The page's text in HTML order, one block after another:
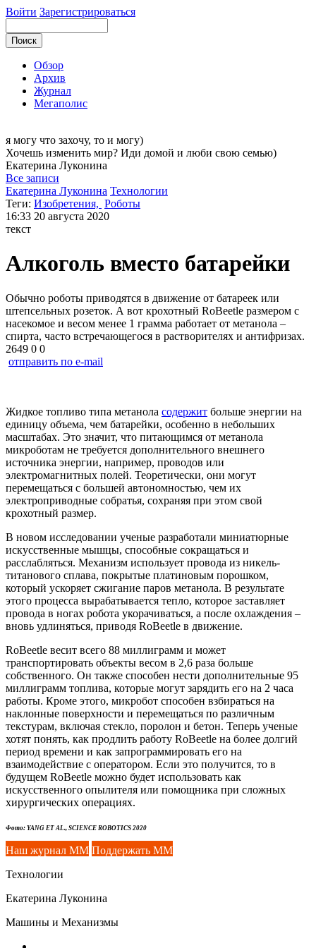
Войти Зарегистрироваться
Обзор
Архив
Журнал
Мегаполис
я могу что захочу, то и могу)
Хочешь изменить мир? Иди домой и люби свою семью)
Екатерина Луконина
Все записи
Екатерина Луконина Технологии
Теги: Изобретения, Роботы
16:33 20 августа 2020
текст
Алкоголь вместо батарейки
Обычно роботы приводятся в движение от батареек или
штепсельных розеток. А вот крохотный RoBeetle размером с
насекомое и весом менее 1 грамма работает от метанола –
спирта, часто встречающегося в растворителях и антифризах.
2649 0 0
отправить по e-mail
Жидкое топливо типа метанола содержит больше энергии на
единицу объема, чем батарейки, особенно в небольших
масштабах. Это значит, что питающимся от метанола
микроботам не требуется дополнительного внешнего
источника энергии, например, проводов или
электромагнитных полей. Теоретически, они могут
перемещаться с большей автономностью, чем их
электроприводные собратья, сохраняя при этом свой
крохотный размер.
В новом исследовании ученые разработали миниатюрные
искусственные мышцы, способные сокращаться и
расслабляться. Механизм использует провода из никель-
титанового сплава, покрытые платиновым порошком,
который ускоряет сжигание паров метанола. В результате
этого процесса вырабатывается тепло, которое заставляет
провода в ногах робота укорачиваться, а после охлаждения –
вновь удлиняться, приводя RoBeetle в движение.
RoBeetle весит всего 88 миллиграмм и может
транспортировать объекты весом в 2,6 раза больше
собственного. Он также способен нести дополнительные 95
миллиграмм топлива, которые могут зарядить его на 2 часа
работы. Кроме этого, микробот способен взбираться на
наклонные поверхности и перемещаться по различным
текстурам, включая стекло, поролон и бетон. Теперь ученые
хотят понять, как продлить работу RoBeetle на более долгий
период времени и как запрограммировать его на
взаимодействие с оператором. Если это получится, то в
будущем RoBeetle можно будет использовать как
искусственного опылителя или помощника при сложных
хирургических операциях.
Фото: YANG ET AL., SCIENCE ROBOTICS 2020
Наш журнал ММ Поддержать ММ
Технологии
Екатерина Луконина
Машины и Механизмы